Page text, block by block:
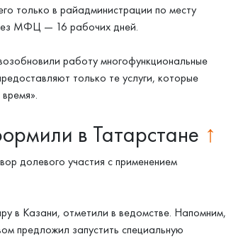
только в райадминистрации по месту
МФЦ — 16 рабочих дней.
работу многофункциональные
только те услуги, которые
в Татарстане ↑
долевого участия с применением
в Казани, отметили в ведомстве. Напомним,
предложил запустить специальную